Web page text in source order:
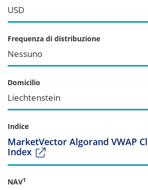
USD
Frequenza di distribuzione
Nessuno
Domicilio
Liechtenstein
Indice
MarketVector Algorand VWAP
Index
NAV1